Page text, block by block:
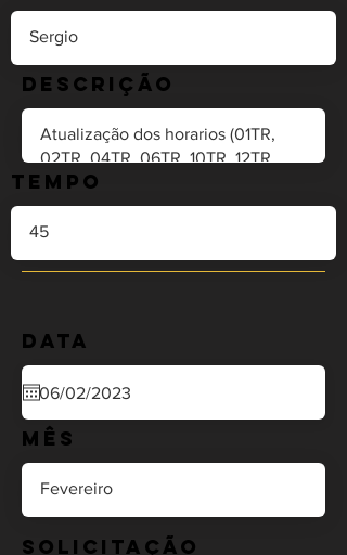
Descrição
Tempo
Data
Mês
Solicitação